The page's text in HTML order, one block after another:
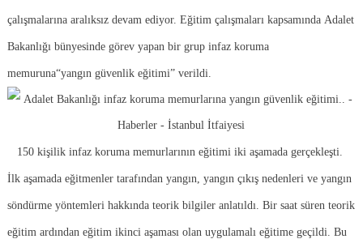
çalışmalarına aralıksız devam ediyor. Eğitim çalışmaları kapsamında Adalet
Bakanlığı bünyesindegörev yapan bir grup infaz koruma
memuruna“yangın güvenlik eğitimi” verildi.
150 kişilik infaz koruma memurlarının eğitimi iki aşamada gerçekleşti.
İlk aşamada eğitmenler tarafından yangın, yangın çıkış nedenleri ve yangın
söndürme yöntemleri hakkında teorik bilgiler anlatıldı. Bir saat süren teorik
eğitim ardından eğitim ikinci aşaması olan uygulamalı eğitime geçildi. Bu